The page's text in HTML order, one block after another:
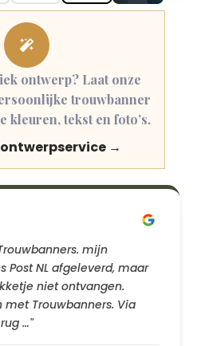

ontwerp? Laat onze
trouwbanner
kleuren, tekst en foto’s.
→
mijn
Post NL afgeleverd, maar
niet ontvangen.
Trouwbanners. Via
…"